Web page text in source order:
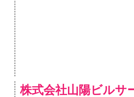
株式会社山陽ビルサ